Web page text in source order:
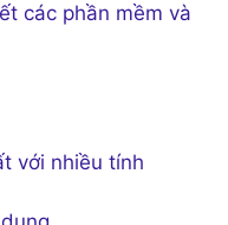
các phần mềm và
với nhiều tính